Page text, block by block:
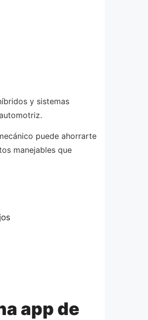
y sistemas
puede ahorrarte
manejables que
app de